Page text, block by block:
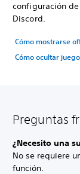
configuración
Discord.
Cómo mostrarse
Cómo ocultar
Preguntas
¿Necesito una
No se requiere
función.